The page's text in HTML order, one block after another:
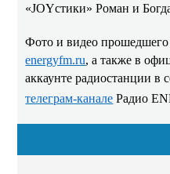
«JOYстики» Роман и
Фото и видео прошедшего
energyfm.ru, а также в
аккаунте радиостанции в
телеграм-канале Радио